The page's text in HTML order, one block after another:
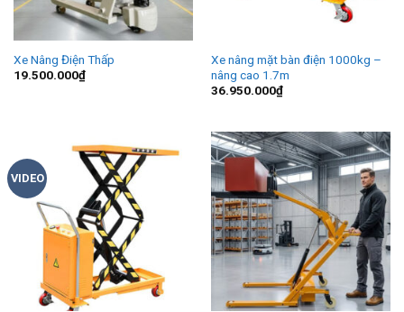
Xe Nâng Điện Thấp
19.500.000₫
Xe nâng mặt bàn điện 1000kg –
nâng cao 1.7m
36.950.000₫
VIDEO